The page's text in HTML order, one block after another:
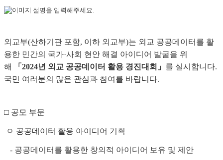
외교부(산하기관 포함, 이하 외교부)는 외교 공공데이터를 활
용한 민간의 국가·사회 현안 해결 아이디어 발굴을 위
해
「2024년 외교 공공데이터 활용 경진대회」 를 실시합니다.
국민 여러분의 많은 관심과 참여를 바랍니다.
□ 공모 부문
ㅇ 공공데이터 활용 아이디어 기획
- 공공데이터를 활용한 창의적 아이디어 보유 및 제안